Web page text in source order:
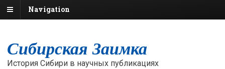
Navigation
Сибирская Заимка
История Сибири в научных публикациях